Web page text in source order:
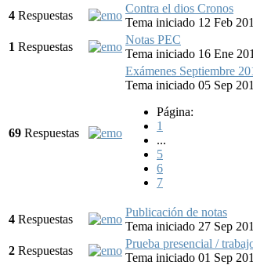
4 Respuestas
Contra el dios Cronos
Tema iniciado 12 Feb
1 Respuestas
Notas PEC
Tema iniciado 16 Ene
69 Respuestas
Exámenes Septiembre
Tema iniciado 05 Sep
Página:
1
...
5
6
7
4 Respuestas
Publicación de notas
Tema iniciado 27 Sep
2 Respuestas
Prueba presencial /
Tema iniciado 01 Sep